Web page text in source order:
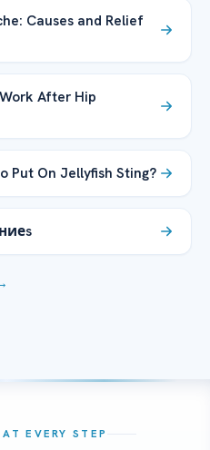
Causes and Relief
After Hip
Put On Jellyfish Sting?
EVERY STEP